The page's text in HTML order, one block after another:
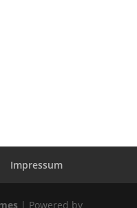
Impressum
| Powered by